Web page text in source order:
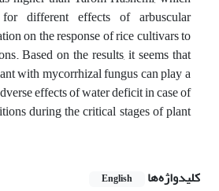
different effects of arbuscular
on the response of rice cultivars to
Based on the results, it seems that
with mycorrhizal fungus can play a
effects of water deficit in case of
during the critical stages of plant
کلیدواژه‌ها
English